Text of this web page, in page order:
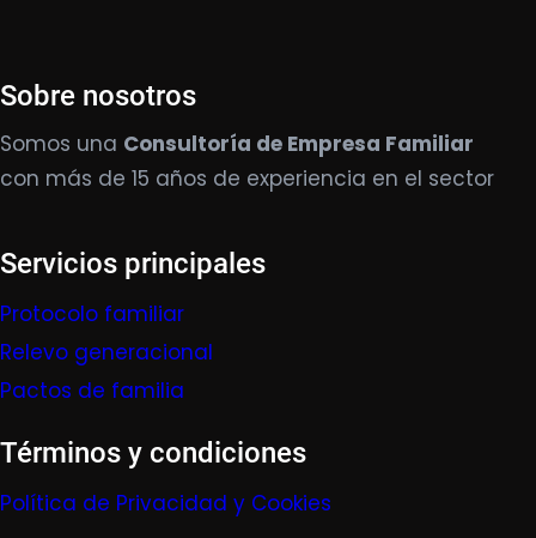
Sobre nosotros
Somos una Consultoría de Empresa Familiar
con más de 15 años de experiencia en el sector
Servicios principales
Protocolo familiar
Relevo generacional
Pactos de familia
Términos y condiciones
Política de Privacidad y Cookies